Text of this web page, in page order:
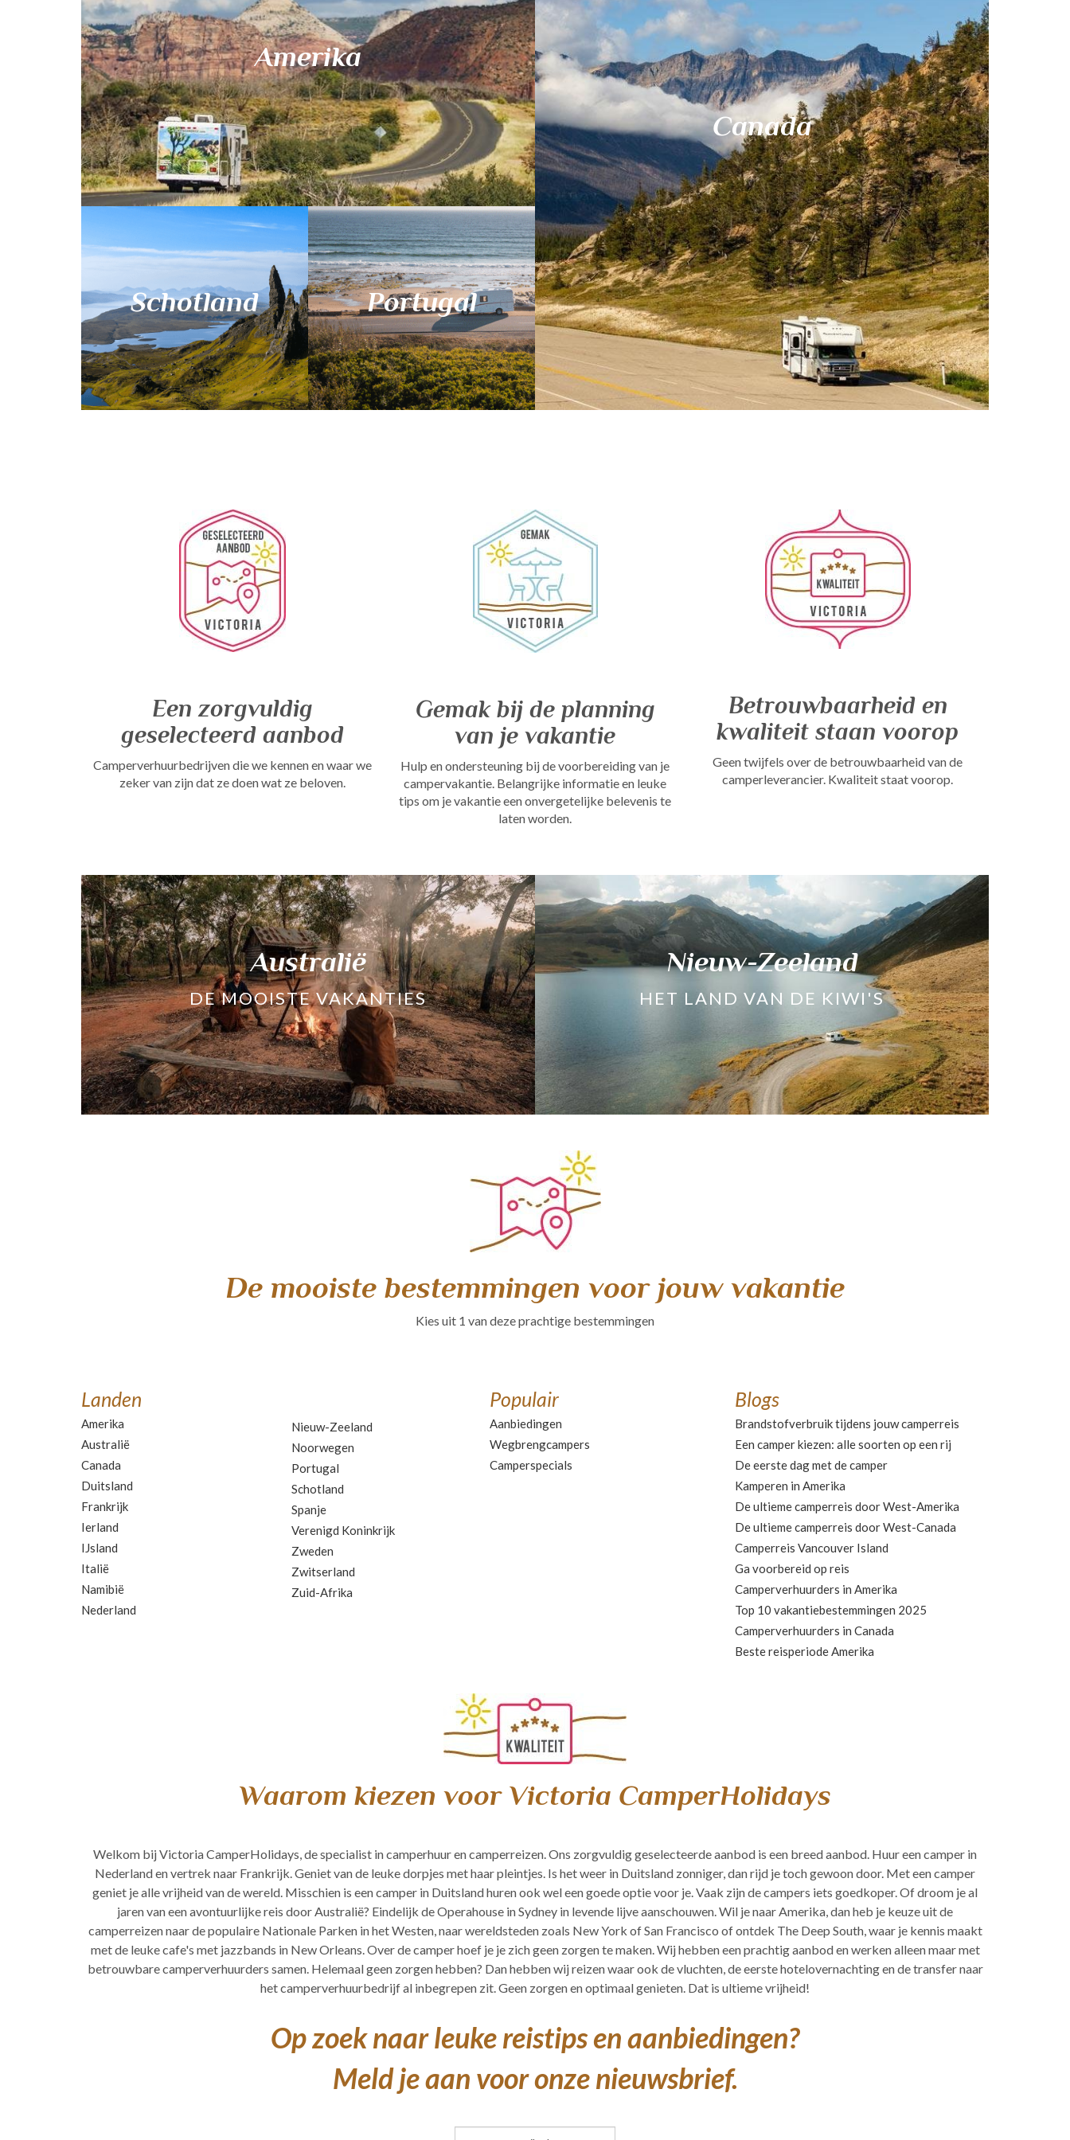
Amerika
Schotland Portugal
Canada
Een zorgvuldig
geselecteerd aanbod
Camperverhuurbedrijven die we kennen en waar we
zeker van zijn dat ze doen wat ze beloven.
Gemak bij de planning
van je vakantie
Hulp en ondersteuning bij de voorbereiding van je
campervakantie. Belangrijke informatie en leuke
tips om je vakantie een onvergetelijke belevenis te
laten worden.
Betrouwbaarheid en
kwaliteit staan voorop
Geen twijfels over de betrouwbaarheid van de
camperleverancier. Kwaliteit staat voorop.
Australië
DE MOOISTE VAKANTIES
Nieuw-Zeeland
HET LAND VAN DE KIWI'S
De mooiste bestemmingen voor jouw vakantie
Kies uit 1 van deze prachtige bestemmingen
Landen
Amerika
Australië
Canada
Duitsland
Frankrijk
Ierland
IJsland
Italië
Namibië
Nederland
Nieuw-Zeeland
Noorwegen
Portugal
Schotland
Spanje
Verenigd Koninkrijk
Zweden
Zwitserland
Zuid-Afrika
Populair
Aanbiedingen
Wegbrengcampers
Camperspecials
Blogs
Brandstofverbruik tijdens jouw camperreis
Een camper kiezen: alle soorten op een rij
De eerste dag met de camper
Kamperen in Amerika
De ultieme camperreis door West-Amerika
De ultieme camperreis door West-Canada
Camperreis Vancouver Island
Ga voorbereid op reis
Camperverhuurders in Amerika
Top 10 vakantiebestemmingen 2025
Camperverhuurders in Canada
Beste reisperiode Amerika
Waarom kiezen voor Victoria CamperHolidays
Welkom bij Victoria CamperHolidays, de specialist in camperhuur en camperreizen. Ons zorgvuldig geselecteerde aanbod is een breed aanbod. Huur een camper in
Nederland en vertrek naar Frankrijk. Geniet van de leuke dorpjes met haar pleintjes. Is het weer in Duitsland zonniger, dan rijd je toch gewoon door. Met een camper
geniet je alle vrijheid van de wereld. Misschien is een camper in Duitsland huren ook wel een goede optie voor je. Vaak zijn de campers iets goedkoper. Of droom je al
jaren van een avontuurlijke reis door Australië? Eindelijk de Operahouse in Sydney in levende lijve aanschouwen. Wil je naar Amerika, dan heb je keuze uit de
camperreizen naar de populaire Nationale Parken in het Westen, naar wereldsteden zoals New York of San Francisco of ontdek The Deep South, waar je kennis maakt
met de leuke cafe's met jazzbands in New Orleans. Over de camper hoef je je zich geen zorgen te maken. Wij hebben een prachtig aanbod en werken alleen maar met
betrouwbare camperverhuurders samen. Helemaal geen zorgen hebben? Dan hebben wij reizen waar ook de vluchten, de eerste hotelovernachting en de transfer naar
het camperverhuurbedrijf al inbegrepen zit. Geen zorgen en optimaal genieten. Dat is ultieme vrijheid!
Op zoek naar leuke reistips en aanbiedingen?
Meld je aan voor onze nieuwsbrief.